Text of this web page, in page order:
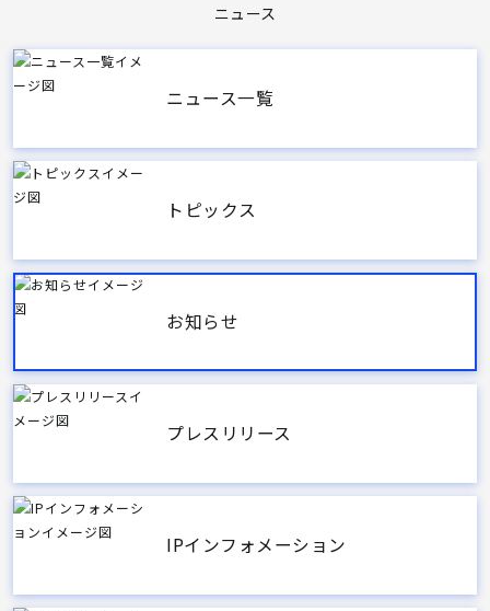
ニュース
ニュース一覧
トピックス
お知らせ
プレスリリース
IPインフォメーション